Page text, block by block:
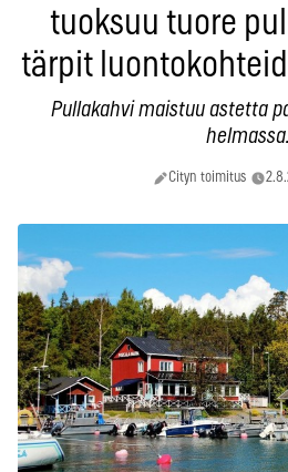
tuoksuu tuore
tärpit
Pullakahvi maistuu astetta
helmassa.
Cityn toimitus